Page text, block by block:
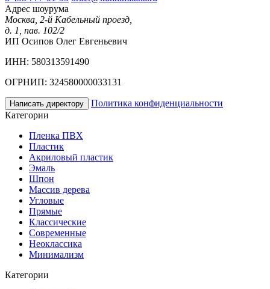
Адрес шоурума
Москва, 2-й Кабельный проезд,
д. 1, пав. 102/2
ИП Осипов Олег Евгеньевич
ИНН: 580313591490
ОГРНИП: 324580000033131
Написать директору
Политика конфиденциальности
Категории
Пленка ПВХ
Пластик
Акриловый пластик
Эмаль
Шпон
Массив дерева
Угловые
Прямые
Классические
Современные
Неоклассика
Минимализм
Категории